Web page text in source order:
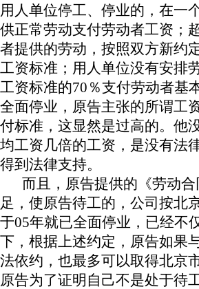
用人单位停工、停业的，在一
供正常劳动支付劳动者工资；
者提供的劳动，按照双方新约
工资标准；用人单位没有安排
工资标准的70 ％支付劳动者基
全面停业，原告主张的所谓工
付标准，这显然是过高的。他
均工资几倍的工资，是没有法
得到法律支持。
而且，原告提供的《劳动
足，使原告待工的，公司按北
于05年就已全面停业，已经不
下，根据上述约定，原告如果
法依约，也最多可以取得北京
原告为了证明自己不是处于待